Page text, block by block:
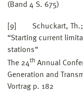
(Band 4 S. 675)
[9] Schuckart, Th.;
“Starting current
stations“
The 24th Annual
Generation and
Vortrag p. 182